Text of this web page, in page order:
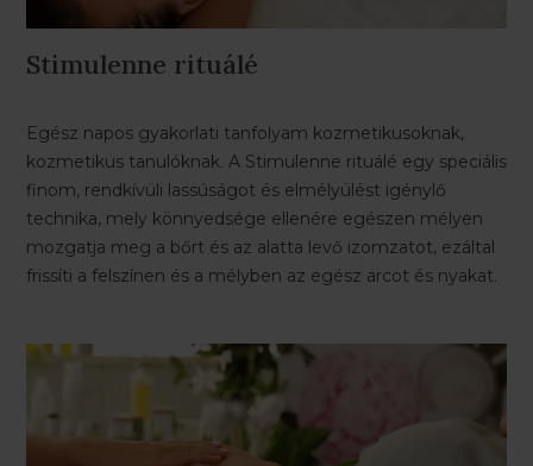
Stimulenne rituálé
Egész napos gyakorlati tanfolyam kozmetikusoknak,
kozmetikus tanulóknak. A Stimulenne rituálé egy speciális
finom, rendkívüli lassúságot és elmélyülést igénylő
technika, mely könnyedsége ellenére egészen mélyen
mozgatja meg a bőrt és az alatta levő izomzatot, ezáltal
frissíti a felszínen és a mélyben az egész arcot és nyakat.